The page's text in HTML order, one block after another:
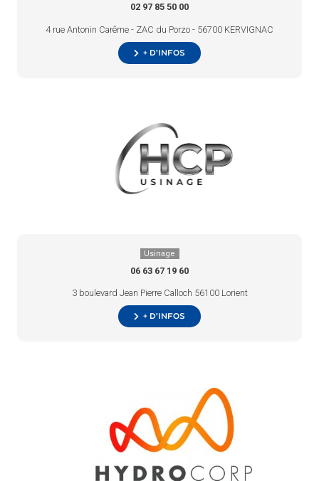
02 97 85 50 00
4 rue Antonin Carême - ZAC du Porzo - 56700 KERVIGNAC
+ d’infos
Usinage
06 63 67 19 60
3 boulevard Jean Pierre Calloch 56100 Lorient
+ d’infos